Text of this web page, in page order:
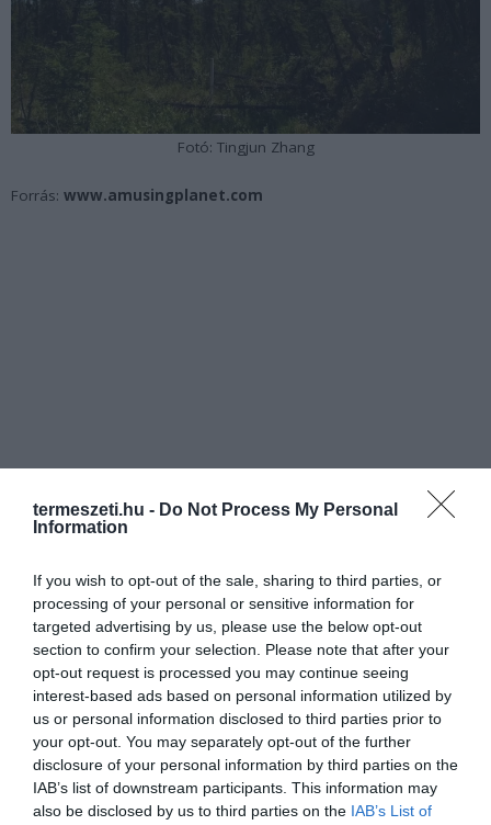
termeszeti.hu - Do Not Process My Personal
Information
If you wish to opt-out of the sale, sharing to third parties, or
processing of your personal or sensitive information for
targeted advertising by us, please use the below opt-out
section to confirm your selection. Please note that after your
opt-out request is processed you may continue seeing
interest-based ads based on personal information utilized by
us or personal information disclosed to third parties prior to
your opt-out. You may separately opt-out of the further
disclosure of your personal information by third parties on the
IAB’s list of downstream participants. This information may
also be disclosed by us to third parties on the IAB’s List of
Fotó: Tingjun Zhang
Forrás: www.amusingplanet.com